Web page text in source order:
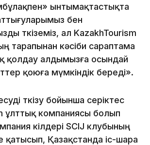
ынтымақтастықта
бен
өткіземіз, ал KazakhTourism
тарапынан кәсіби сараптама
қолдау алдымызға осындай
қоюға мүмкіндік береді».
өткізу бойынша серіктес
ұлттық компаниясы болып
өкілдері SCIJ клубының
қатысып, Қазақстанда іс-шара